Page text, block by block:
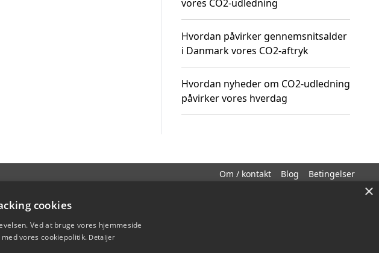
vores CO2-udledning
Hvordan påvirker gennemsnitsalder
i Danmark vores CO2-aftryk
Hvordan nyheder om CO2-udledning
påvirker vores hverdag
Om / kontakt Blog Betingelser
×
cookies
Ved at bruge vores hjemmeside
vores cookiepolitik. Detaljer